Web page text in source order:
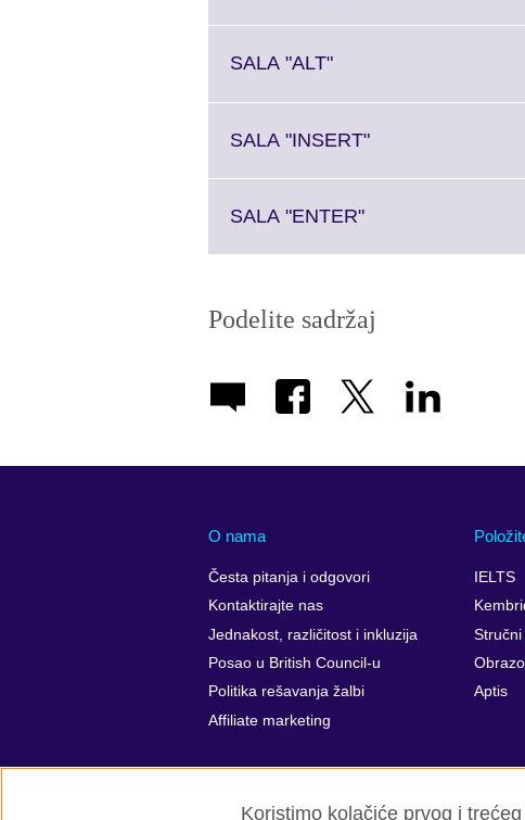
SALA "ALT"Click
More
SALA "INSERT"Click
SALA "ENTER"Click
information
available.
Podelite sadržaj
O nama
Česta pitanja i odgovori
Kontaktirajte nas
Jednakost, različitost i inkluzija
Posao u British Council-u
Politika rešavanja žalbi
Affiliate marketing
IELTS
Stručni
Aptis
Koristimo kolačiće prvog i